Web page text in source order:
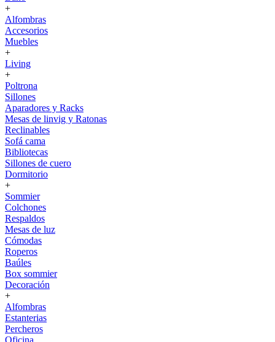
+
Alfombras
Accesorios
Muebles
+
Living
+
Poltrona
Sillones
Aparadores y Racks
Mesas de linvig y Ratonas
Reclinables
Sofá cama
Bibliotecas
Sillones de cuero
Dormitorio
+
Sommier
Colchones
Respaldos
Mesas de luz
Cómodas
Roperos
Baúles
Box sommier
Decoración
+
Alfombras
Estanterias
Percheros
Oficina